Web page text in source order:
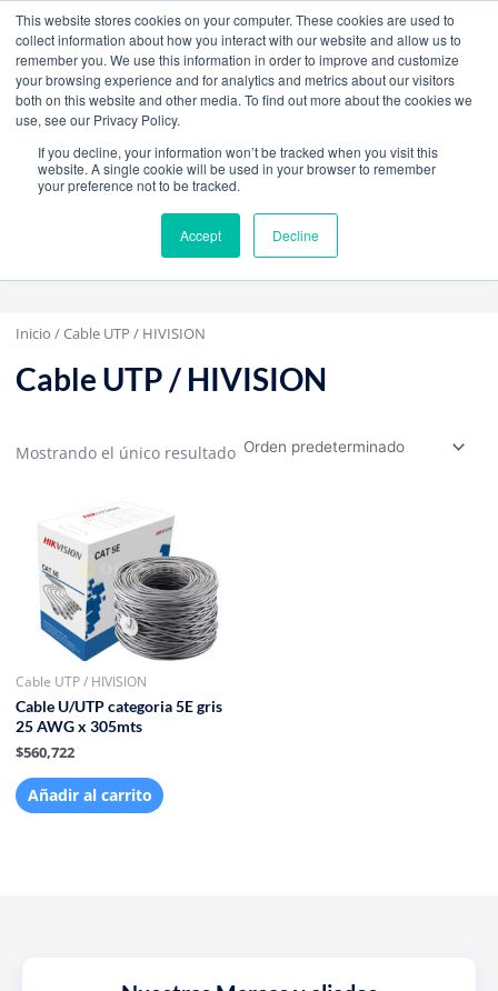
This website stores cookies on your computer. These cookies are used to
collect information about how you interact with our website and allow us to
remember you. We use this information in order to improve and customize
your browsing experience and for analytics and metrics about our visitors
both on this website and other media. To find out more about the cookies we
use, see our Privacy Policy.
If you decline, your information won’t be tracked when you visit this
website. A single cookie will be used in your browser to remember
your preference not to be tracked.
Accept Decline
W
h
a
t
s
a
p
F
a
c
e
b
k
Y
o
u
t
u
I
n
s
t
a
a
m
L
i
n
k
e
n
mercadeo@grupoeib.com WhatsApp:+57
3103229640PBX:+ 601 342 80 45
BLOG CONTACTO
Inicio / Cable UTP / HIVISION
Cable UTP / HIVISION
Mostrando el único resultado
Cable UTP / HIVISION
Cable U/UTP categoria 5E gris
25 AWG x 305mts
$560,722
Añadir al carrito